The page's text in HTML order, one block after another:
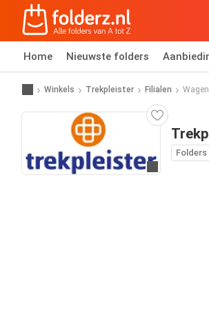
Home Nieuwste folders
Winkels Trekpleister Filialen
Folders